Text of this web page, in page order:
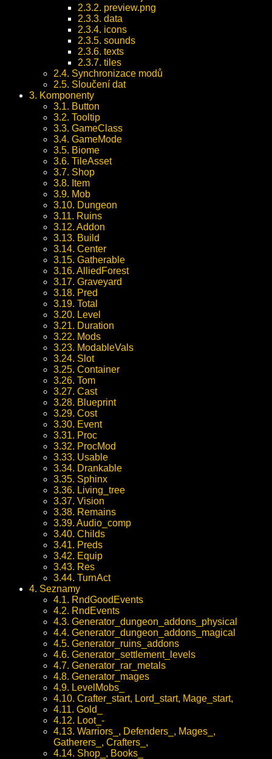
2.3.2. preview.png
2.3.3. data
2.3.4. icons
2.3.5. sounds
2.3.6. texts
2.3.7. tiles
2.4. Synchronizace modů
2.5. Sloučení dat
3. Komponenty
3.1. Button
3.2. Tooltip
3.3. GameClass
3.4. GameMode
3.5. Biome
3.6. TileAsset
3.7. Shop
3.8. Item
3.9. Mob
3.10. Dungeon
3.11. Ruins
3.12. Addon
3.13. Build
3.14. Center
3.15. Gatherable
3.16. AlliedForest
3.17. Graveyard
3.18. Pred
3.19. Total
3.20. Level
3.21. Duration
3.22. Mods
3.23. ModableVals
3.24. Slot
3.25. Container
3.26. Tom
3.27. Cast
3.28. Blueprint
3.29. Cost
3.30. Event
3.31. Proc
3.32. ProcMod
3.33. Usable
3.34. Drankable
3.35. Sphinx
3.36. Living_tree
3.37. Vision
3.38. Remains
3.39. Audio_comp
3.40. Childs
3.41. Preds
3.42. Equip
3.43. Res
3.44. TurnAct
4. Seznamy
4.1. RndGoodEvents
4.2. RndEvents
4.3. Generator_dungeon_addons_physical
4.4. Generator_dungeon_addons_magical
4.5. Generator_ruins_addons
4.6. Generator_settlement_levels
4.7. Generator_rar_metals
4.8. Generator_mages
4.9. LevelMobs_
4.10. Crafter_start, Lord_start, Mage_start,
4.11. Gold_
4.12. Loot_-
4.13. Warriors_, Defenders_, Mages_,
Gatherers_, Crafters_,
4.14. Shop_, Books_